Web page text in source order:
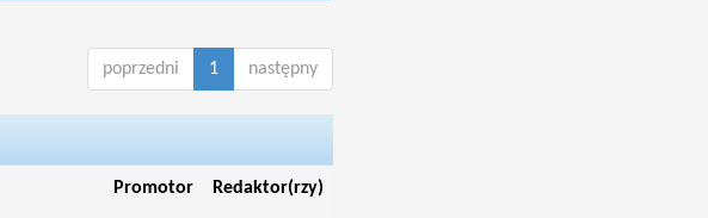
poprzedni 1 następny
Promotor Redaktor(rzy)